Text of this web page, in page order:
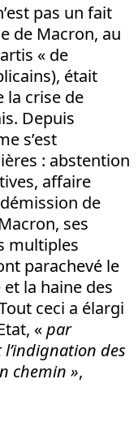
pas un fait
de Macron, au
« de
était
la crise de
Depuis
s’est
: abstention
affaire
de
ses
multiples
parachevé le
la haine des
ceci a élargi
«par
des
chemin »,